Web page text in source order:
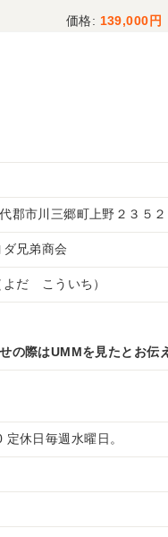
139,000
郡市川三郷町上野２３５２
ダ兄弟商会
よだ こういち）
の際はUMMを見たとお伝
休日毎週水曜日。